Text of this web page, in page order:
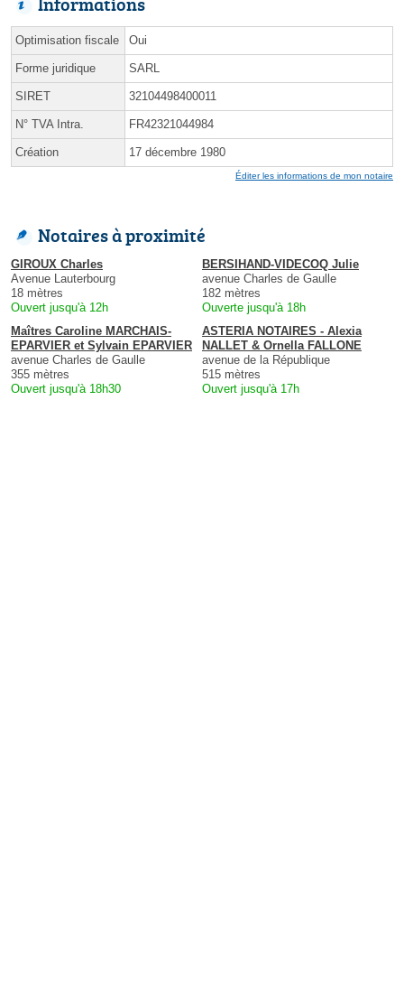
Optimisation fiscale Oui
Forme juridique SARL
SIRET 32104498400011
N° TVA Intra. FR42321044984
Création 17 décembre 1980
Éditer les informations de mon notaire
Notaires à proximité
GIROUX Charles
Avenue Lauterbourg
18 mètres
Ouvert jusqu'à 12h
BERSIHAND-VIDECOQ Julie
avenue Charles de Gaulle
182 mètres
Ouverte jusqu'à 18h
Maîtres Caroline MARCHAIS-
EPARVIER et Sylvain EPARVIER
avenue Charles de Gaulle
355 mètres
Ouvert jusqu'à 18h30
ASTERIA NOTAIRES - Alexia
NALLET & Ornella FALLONE
avenue de la République
515 mètres
Ouvert jusqu'à 17h